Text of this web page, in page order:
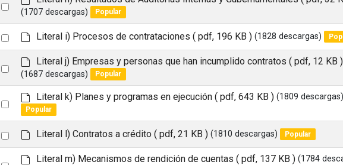
t
item
a
Select
an
item
e
f
a
t
(1707 descargas) Popular
Select
an
item
d
e
a
t
Literal i) Procesos de contrataciones ( pdf, 196 KB ) (1828 descargas)
Select
an
item
d
e
f
a
u
l
Literal j) Empresas y personas que han incumplido contratos ( pdf, 12 KB )
(1687 descargas) Popular
Select
an
item
d
e
f
a
Literal k) Planes y programas en ejecución ( pdf, 643 KB ) (1809 descargas)
Popular
Select
an
dLiteral l) Contratos a crédito ( pdf, 21 KB ) (1810 descargas) Popular
dLiteral m) Mecanismos de rendición de cuentas ( pdf, 137 KB ) (1784